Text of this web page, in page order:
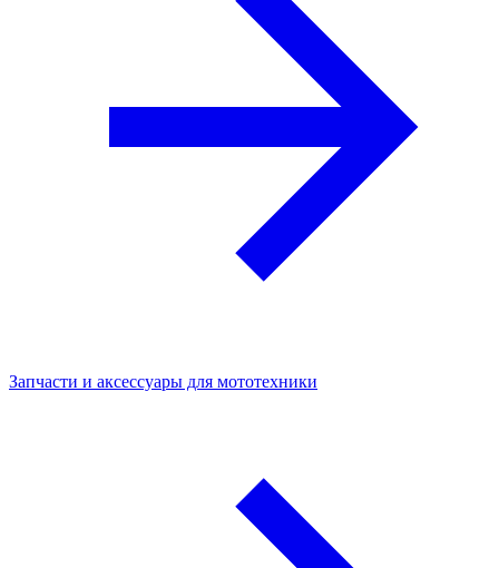
Запчасти и аксессуары для мототехники